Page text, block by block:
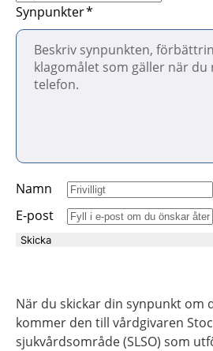
Synpunkter
Namn
E-post
Skicka
När du skickar din synpunkt om
kommer den till vårdgivaren
sjukvårdsområde (SLSO) som